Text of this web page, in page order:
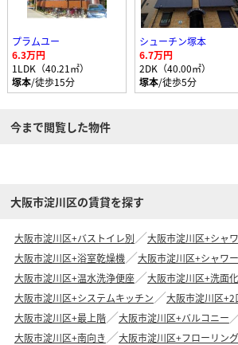
プラムユー
6.3万円
1LDK（40.21㎡）
塚本/徒歩15分
シューチン塚本
6.7万円
2DK（40.00㎡）
塚本/徒歩5分
今まで閲覧した物件
大阪市淀川区の賃貸を探す
大阪市淀川区+バストイレ別
大阪市淀川区+シャ
大阪市淀川区+浴室乾燥機
大阪市淀川区+シャワ
大阪市淀川区+温水洗浄便座
大阪市淀川区+洗面
大阪市淀川区+システムキッチン
大阪市淀川区+2
大阪市淀川区+最上階
大阪市淀川区+バルコニー
大阪市淀川区+南向き
大阪市淀川区+フローリング